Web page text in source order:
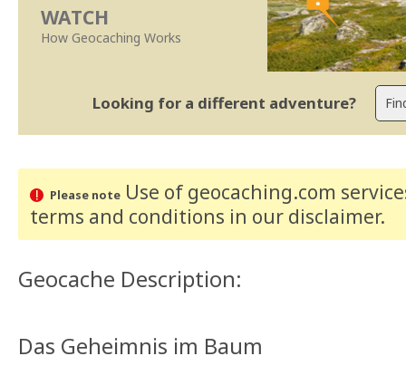
WATCH
How Geocaching Works
Looking for a different adventure?
Please noteUse of geocaching.com
terms and conditions in our disclaimer.
Geocache Description:
Das Geheimnis im Baum